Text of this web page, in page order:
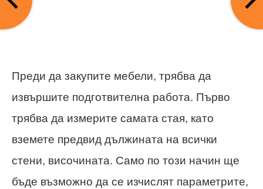
Преди да закупите мебели, трябва да
извършите подготвителна работа. Първо
трябва да измерите самата стая, като
вземете предвид дължината на всички
стени, височината. Само по този начин ще
бъде възможно да се изчислят параметрите,